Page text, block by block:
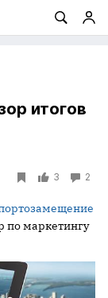
итогов
3 2
по маркетингу